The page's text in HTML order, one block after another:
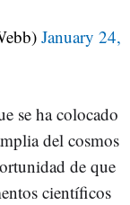
January 24,
se ha colocado
del cosmos
de que
científicos